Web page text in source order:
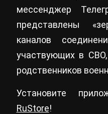
мессенджер
представлены
каналов
участвующих в
родственников
Установите
RuStore!